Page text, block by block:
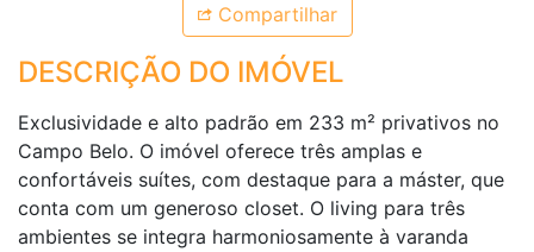
Compartilhar
DESCRIÇÃO DO IMÓVEL
Exclusividade e alto padrão em 233 m² privativos no
Campo Belo. O imóvel oferece três amplas e
confortáveis suítes, com destaque para a máster, que
conta com um generoso closet. O living para três
ambientes se integra harmoniosamente à varanda